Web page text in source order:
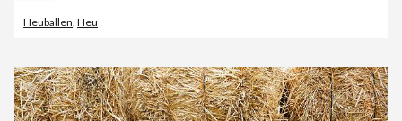
Heuballen Heu